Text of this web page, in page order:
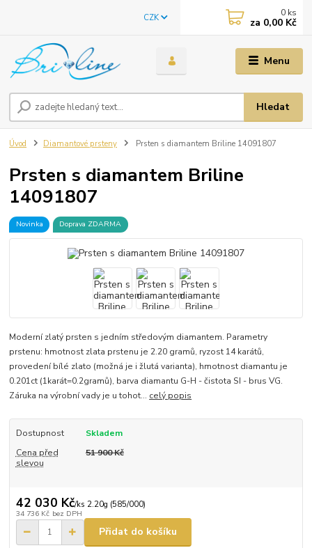
Menu
CZK
Hledat
0 ks
za 0,00 Kč
Úvod Diamantové prsteny Prsten s diamantem Briline 14091807
Prsten s diamantem Briline
14091807
Novinka Doprava ZDARMA
Moderní zlatý prsten s jedním středovým diamantem. Parametry
prstenu: hmotnost zlata prstenu je 2.20 gramů, ryzost 14 karátů,
provedení bílé zlato (možná je i žlutá varianta), hmotnost diamantu je
0.201ct (1karát=0.2gramů), barva diamantu G-H - čistota SI - brus VG.
Záruka na výrobní vady je u tohot... celý popis
Dostupnost
Skladem
Cena před
slevou
51 900 Kč
42 030 Kč/ks 2.20g (585/000)
34 736 Kč bez DPH
Přidat do košíku